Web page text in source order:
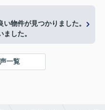
物件が見つかりました。
した。
一覧